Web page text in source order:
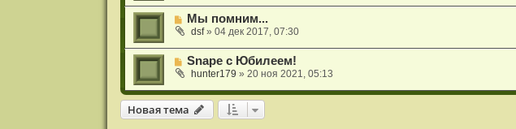
Мы помним...
dsf» 04 дек 2017, 07:30
Snape с Юбилеем!
hunter179 » 20 ноя 2021, 05:13
Новая тема
Новаятема